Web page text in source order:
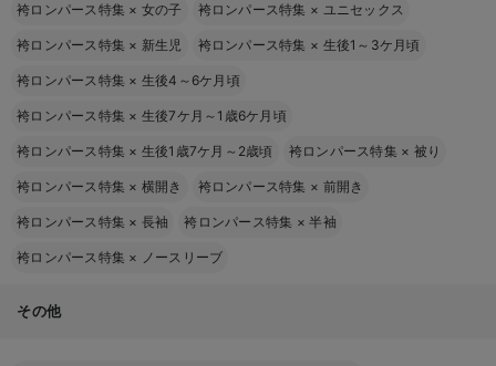
袴ロンパース特集 × 女の子 袴ロンパース特集 × ユニセックス
袴ロンパース特集 × 新生児 袴ロンパース特集 × 生後1～3ケ月頃
袴ロンパース特集 × 生後4～6ケ月頃
袴ロンパース特集 × 生後7ケ月～1歳6ケ月頃
袴ロンパース特集 × 生後1歳7ケ月～2歳頃 袴ロンパース特集 × 被り
袴ロンパース特集 × 横開き 袴ロンパース特集 × 前開き
袴ロンパース特集 × 長袖 袴ロンパース特集 ×半袖
袴ロンパース特集 × ノースリーブ
その他